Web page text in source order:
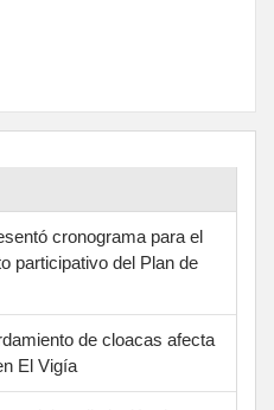
cronograma para el
participativo del Plan de
de cloacas afecta
El Vigía